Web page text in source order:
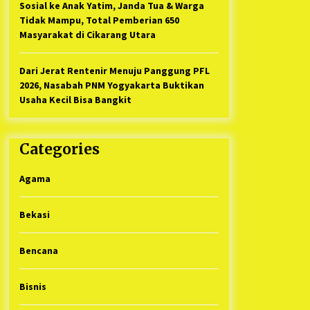
Sosial ke Anak Yatim, Janda Tua & Warga
Tidak Mampu, Total Pemberian 650
Masyarakat di Cikarang Utara
Dari Jerat Rentenir Menuju Panggung PFL
2026, Nasabah PNM Yogyakarta Buktikan
Usaha Kecil Bisa Bangkit
Categories
Agama
Bekasi
Bencana
Bisnis